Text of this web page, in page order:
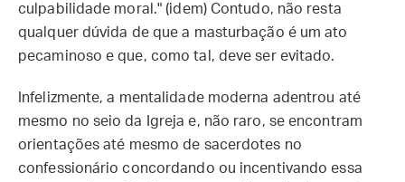
culpabilidade moral." (idem) Contudo, não resta
qualquer dúvida de que a masturbação é um ato
pecaminoso e que, como tal, deve ser evitado.
Infelizmente, a mentalidade moderna adentrou até
mesmo no seio da Igreja e, não raro, se encontram
orientações até mesmo de sacerdotes no
confessionário concordando ou incentivando essa